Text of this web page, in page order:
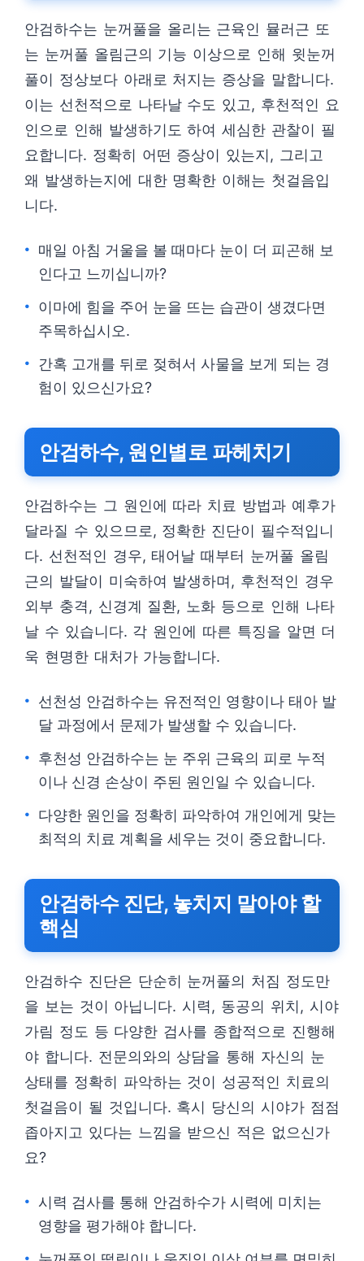
안검하수는 눈꺼풀을 올리는 근육인 뮬러근 또
는 눈꺼풀 올림근의 기능 이상으로 인해 윗눈꺼
풀이 정상보다 아래로 처지는 증상을 말합니다.
이는 선천적으로 나타날 수도 있고, 후천적인 요
인으로 인해 발생하기도 하여 세심한 관찰이 필
요합니다. 정확히 어떤 증상이 있는지, 그리고
왜 발생하는지에 대한 명확한 이해는 첫걸음입
니다.
매일 아침 거울을 볼 때마다 눈이 더 피곤해 보
인다고 느끼십니까?
이마에 힘을 주어 눈을 뜨는 습관이 생겼다면
주목하십시오.
간혹 고개를 뒤로 젖혀서 사물을 보게 되는 경
험이 있으신가요?
안검하수, 원인별로 파헤치기
안검하수는 그 원인에 따라 치료 방법과 예후가
달라질 수 있으므로, 정확한 진단이 필수적입니
다. 선천적인 경우, 태어날 때부터 눈꺼풀 올림
근의 발달이 미숙하여 발생하며, 후천적인 경우
외부 충격, 신경계 질환, 노화 등으로 인해 나타
날 수 있습니다. 각 원인에 따른 특징을 알면 더
욱 현명한 대처가 가능합니다.
선천성 안검하수는 유전적인 영향이나 태아 발
달 과정에서 문제가 발생할 수 있습니다.
후천성 안검하수는 눈 주위 근육의 피로 누적
이나 신경 손상이 주된 원인일 수 있습니다.
다양한 원인을 정확히 파악하여 개인에게 맞는
최적의 치료 계획을 세우는 것이 중요합니다.
안검하수 진단, 놓치지 말아야 할
핵심
안검하수 진단은 단순히 눈꺼풀의 처짐 정도만
을 보는 것이 아닙니다. 시력, 동공의 위치, 시야
가림 정도 등 다양한 검사를 종합적으로 진행해
야 합니다. 전문의와의 상담을 통해 자신의 눈
상태를 정확히 파악하는 것이 성공적인 치료의
첫걸음이 될 것입니다. 혹시 당신의 시야가 점점
좁아지고 있다는 느낌을 받으신 적은 없으신가
요?
시력 검사를 통해 안검하수가 시력에 미치는
영향을 평가해야 합니다.